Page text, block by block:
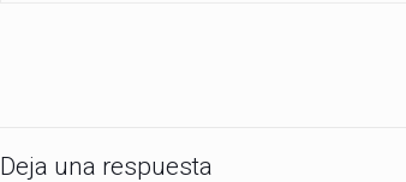
Deja una respuesta